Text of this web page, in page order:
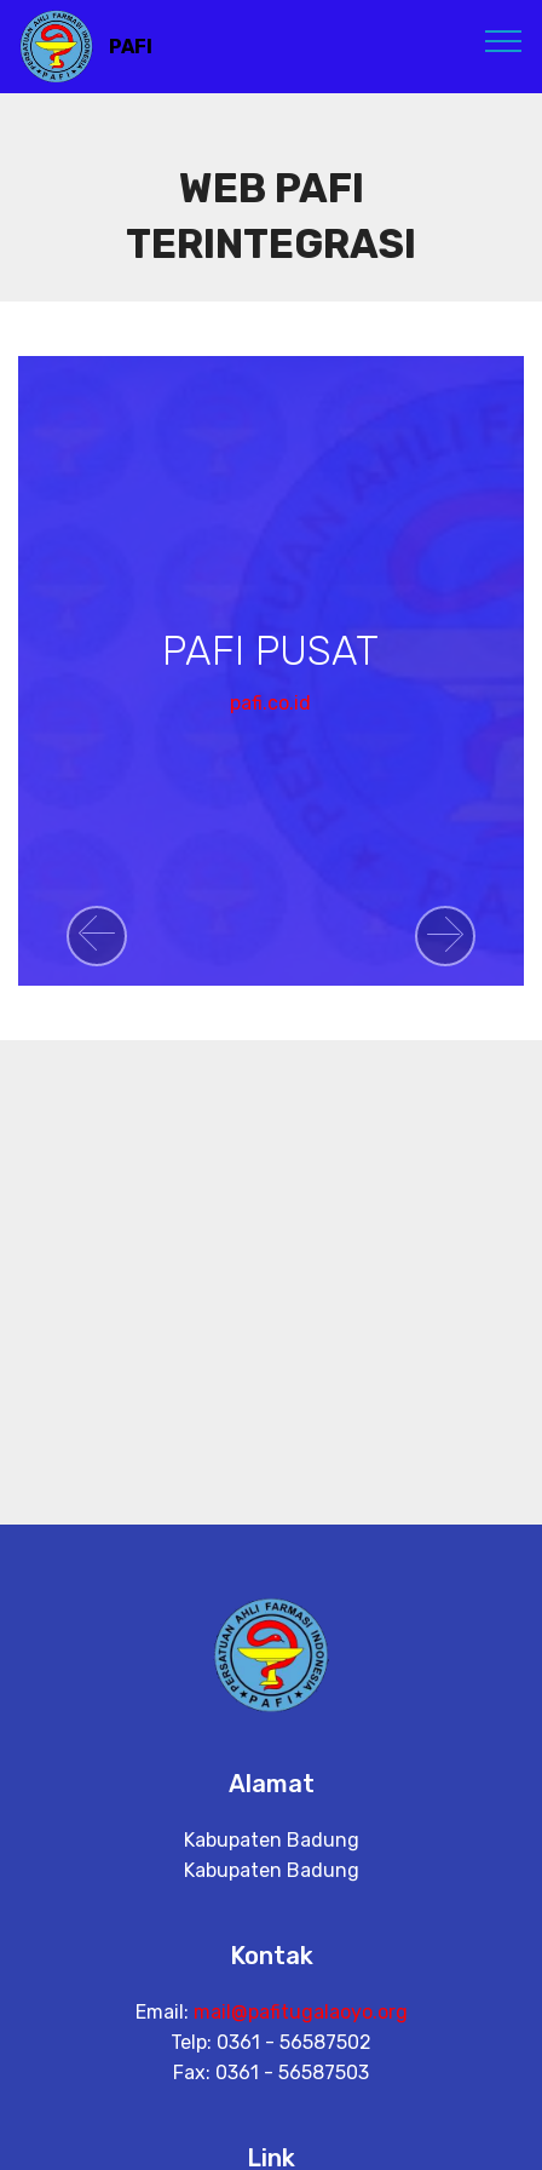
PAFI
WEB PAFI
TERINTEGRASI
PAFI PUSAT
pafi.co.id
Previous Next
Alamat
Kabupaten Badung
Kabupaten Badung
Kontak
Email: mail@pafitugalaoyo.org
Telp: 0361 - 56587502
Fax: 0361 - 56587503
Link